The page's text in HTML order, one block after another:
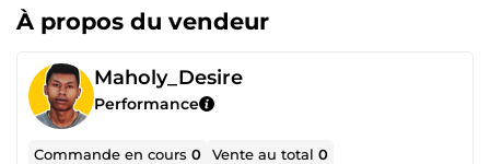
À propos du vendeur
Maholy_Desire
Performance
Commande en cours0 Vente au total0